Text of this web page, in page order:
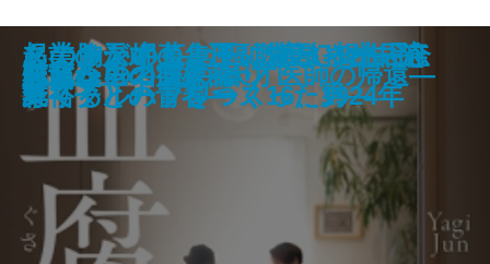
花と火の帝〔上〕
花と火の帝〔下〕
こいごころ
飢餓俳優 菅原文太伝
告発者〔上〕
告発者〔下〕
おちゃめなパティ
若草物語
名探偵の顔が良い―天草茅夢のジ
ャンクな事件簿―
邯鄲の島遥かなり〔中〕
血腐れ
あしたの名医2―天才医師の帰還―
敗北からの芸人論
起業の天才！―江副浩正 8兆円企
業リクルートをつくった男―
チェレンコフの眠り
あの胸が岬のように遠かった―河
野裕子との青春―
花散る里の病棟
灯台へ
このサンドイッチ、マヨネーズ忘
れてる ハプワース16、1924年
タナトスの蒐集匣 -耽美幻想作品
集-